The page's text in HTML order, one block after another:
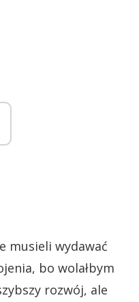
musieli wydawać
bo wolałbym
rozwój, ale